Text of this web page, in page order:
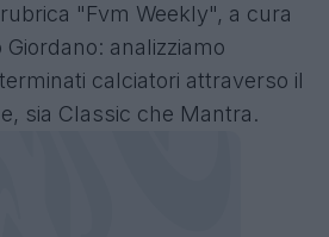
"Fvm Weekly", a cura
analizziamo
calciatori attraverso il
sia Classic che Mantra.